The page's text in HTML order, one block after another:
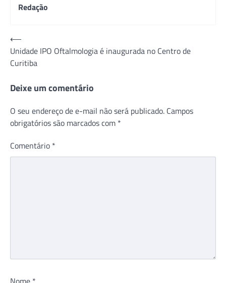
Redação
Navegação
de
Post
⟵
Unidade IPO Oftalmologia é inaugurada no Centro de
Curitiba
Deixe um comentário
O seu endereço de e-mail não será publicado. Campos
obrigatórios são marcados com *
Comentário *